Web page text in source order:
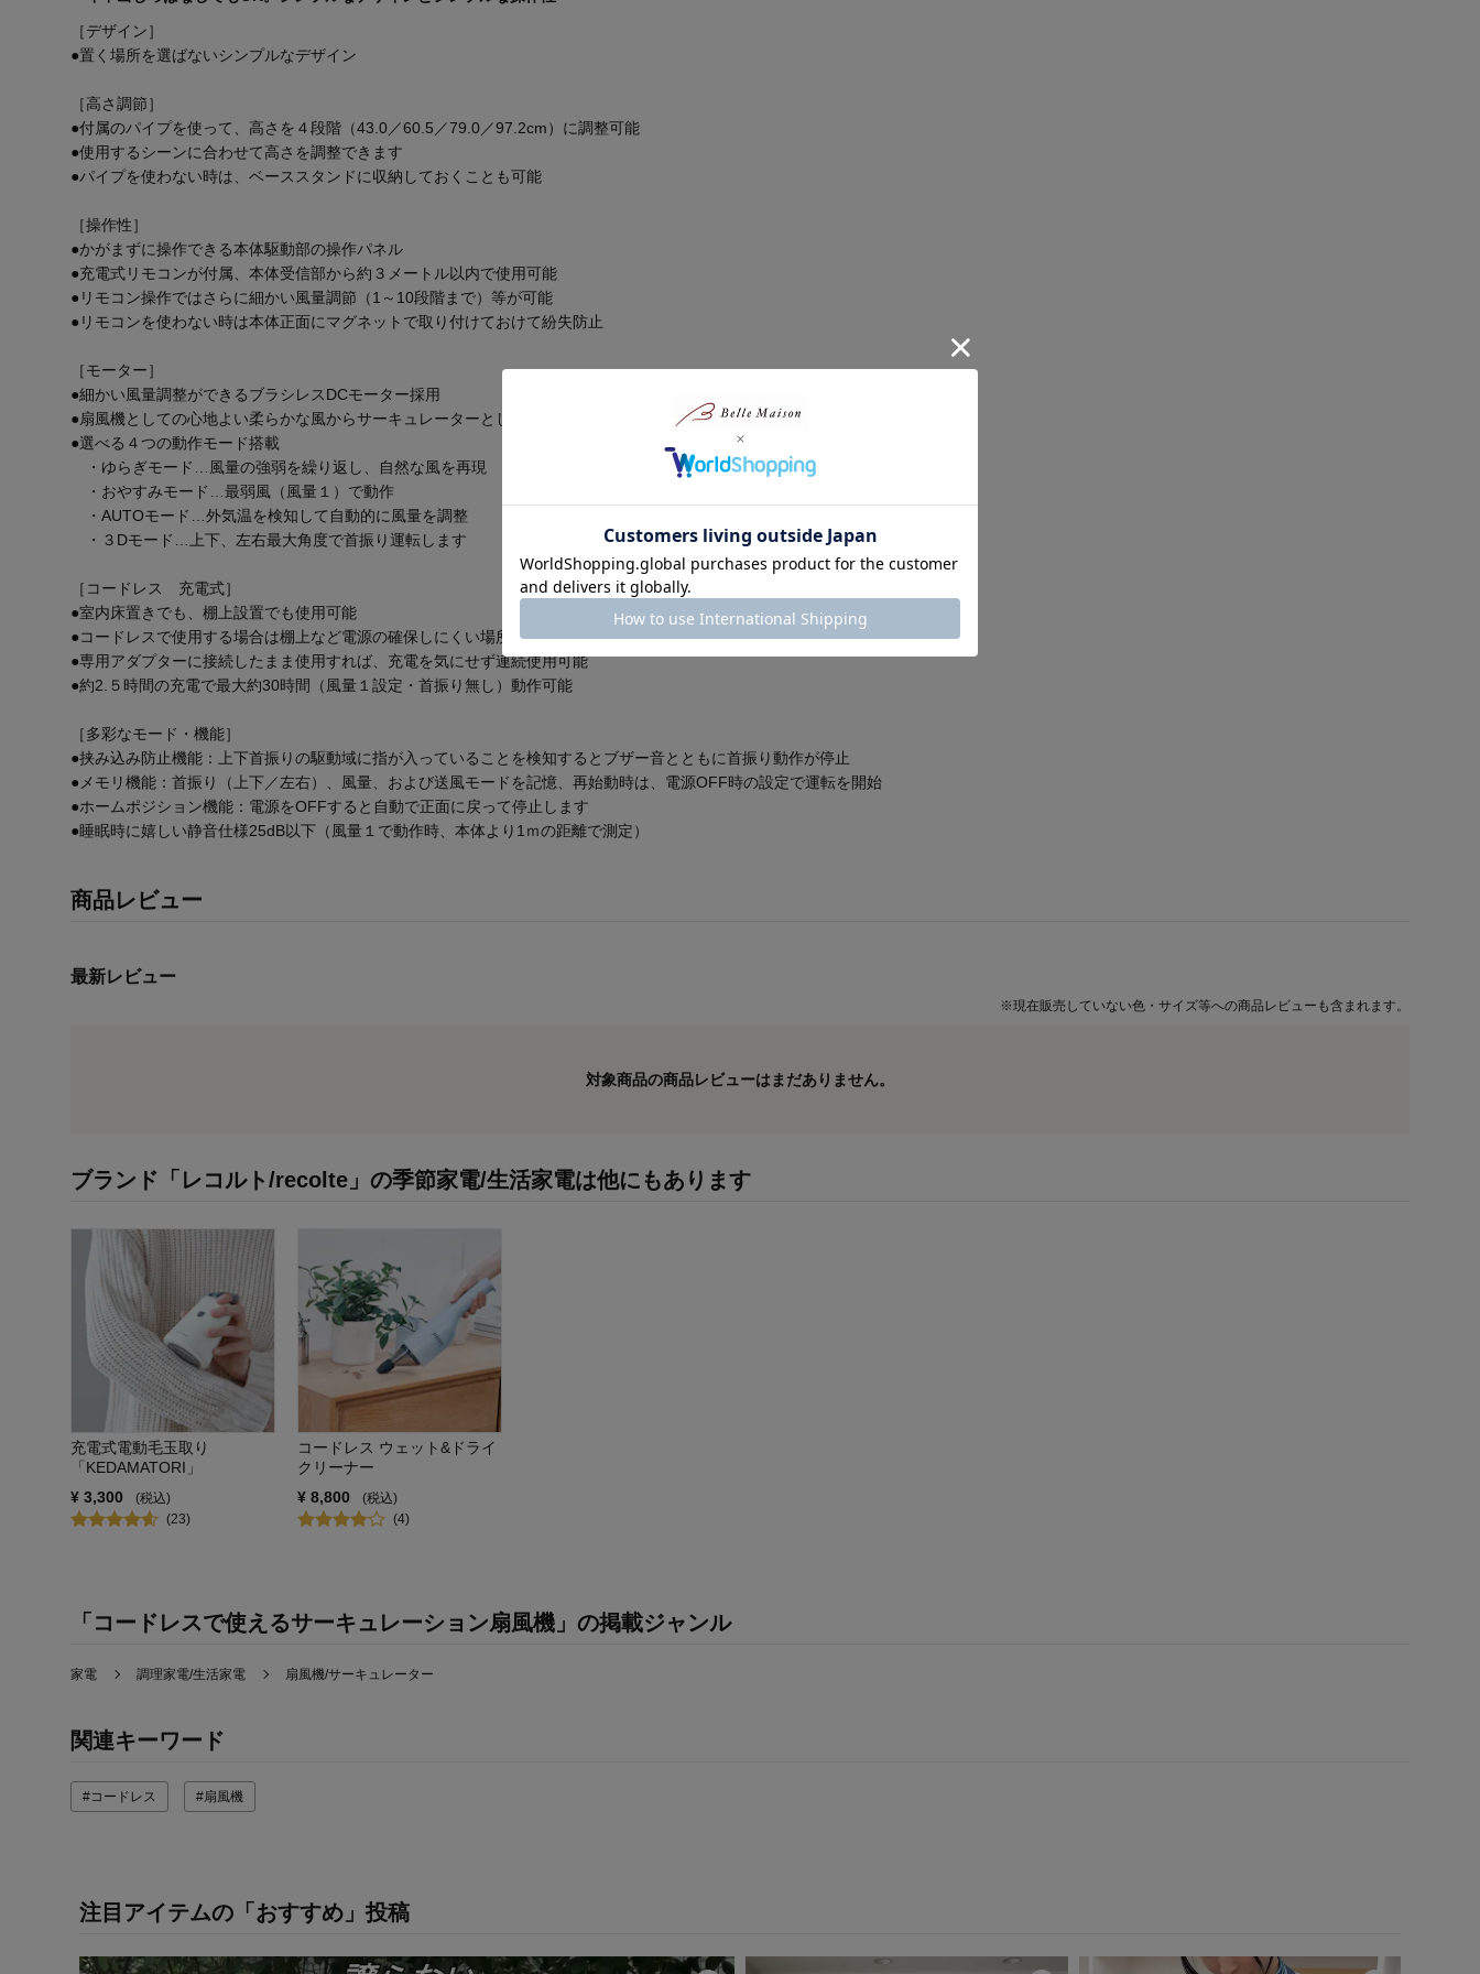
［デザイン］
●置く場所を選ばないシンプルなデザイン
［高さ調節］
●付属のパイプを使って、高さを４段階（43.0／60.5／79.0／97.2cm）に調整可能
●使用するシーンに合わせて高さを調整できます
●パイプを使わない時は、ベーススタンドに収納しておくことも可能
［操作性］
●かがまずに操作できる本体駆動部の操作パネル
●充電式リモコンが付属、本体受信部から約３メートル以内で使用可能
●リモコン操作ではさらに細かい風量調節（1～10段階まで）等が可能
●リモコンを使わない時は本体正面にマグネットで取り付けておけて紛失防止
［モーター］
●細かい風量調整ができるブラシレスDCモーター採用
●扇風機としての心地よい柔らかな風からサーキュレーターとしての力強い風まで、シーンに合わせて選べます
●選べる４つの動作モード搭載
・ゆらぎモード…風量の強弱を繰り返し、自然な風を再現
・おやすみモード…最弱風（風量１）で動作
・AUTOモード…外気温を検知して自動的に風量を調整
・３Dモード…上下、左右最大角度で首振り運転します
［コードレス 充電式］
●室内床置きでも、棚上設置でも使用可能
●コードレスで使用する場合は棚上など電源の確保しにくい場所での使用にも便利
●専用アダプターに接続したまま使用すれば、充電を気にせず連続使用可能
●約2.５時間の充電で最大約30時間（風量１設定・首振り無し）動作可能
［多彩なモード・機能］
●挟み込み防止機能：上下首振りの駆動域に指が入っていることを検知するとブザー音とともに首振り動作が停止
●メモリ機能：首振り（上下／左右）、風量、および送風モードを記憶、再始動時は、電源OFF時の設定で運転を開始
●ホームポジション機能：電源をOFFすると自動で正面に戻って停止します
●睡眠時に嬉しい静音仕様25dB以下（風量１で動作時、本体より1ｍの距離で測定）
商品レビュー
最新レビュー
※現在販売していない色・サイズ等への商品レビューも含まれます。
対象商品の商品レビューはまだありません。
ブランド「レコルト/recolte」の季節家電/生活家電は他にもあります
充電式電動毛玉取り
「KEDAMATORI」
¥ 3,300
(税込)
(23)
コードレス ウェット&ドライ
クリーナー
¥ 8,800
(税込)
(4)
「コードレスで使えるサーキュレーション扇風機」の掲載ジャンル
家電 調理家電/生活家電 扇風機/サーキュレーター
関連キーワード
#コードレス #扇風機
注目アイテムの「おすすめ」投稿